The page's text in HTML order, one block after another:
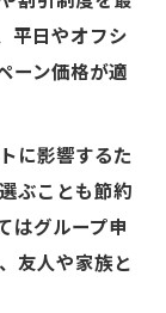
平日やオフシ
ーン価格が適
に影響するた
ぶことも節約
はグループ申
友人や家族と